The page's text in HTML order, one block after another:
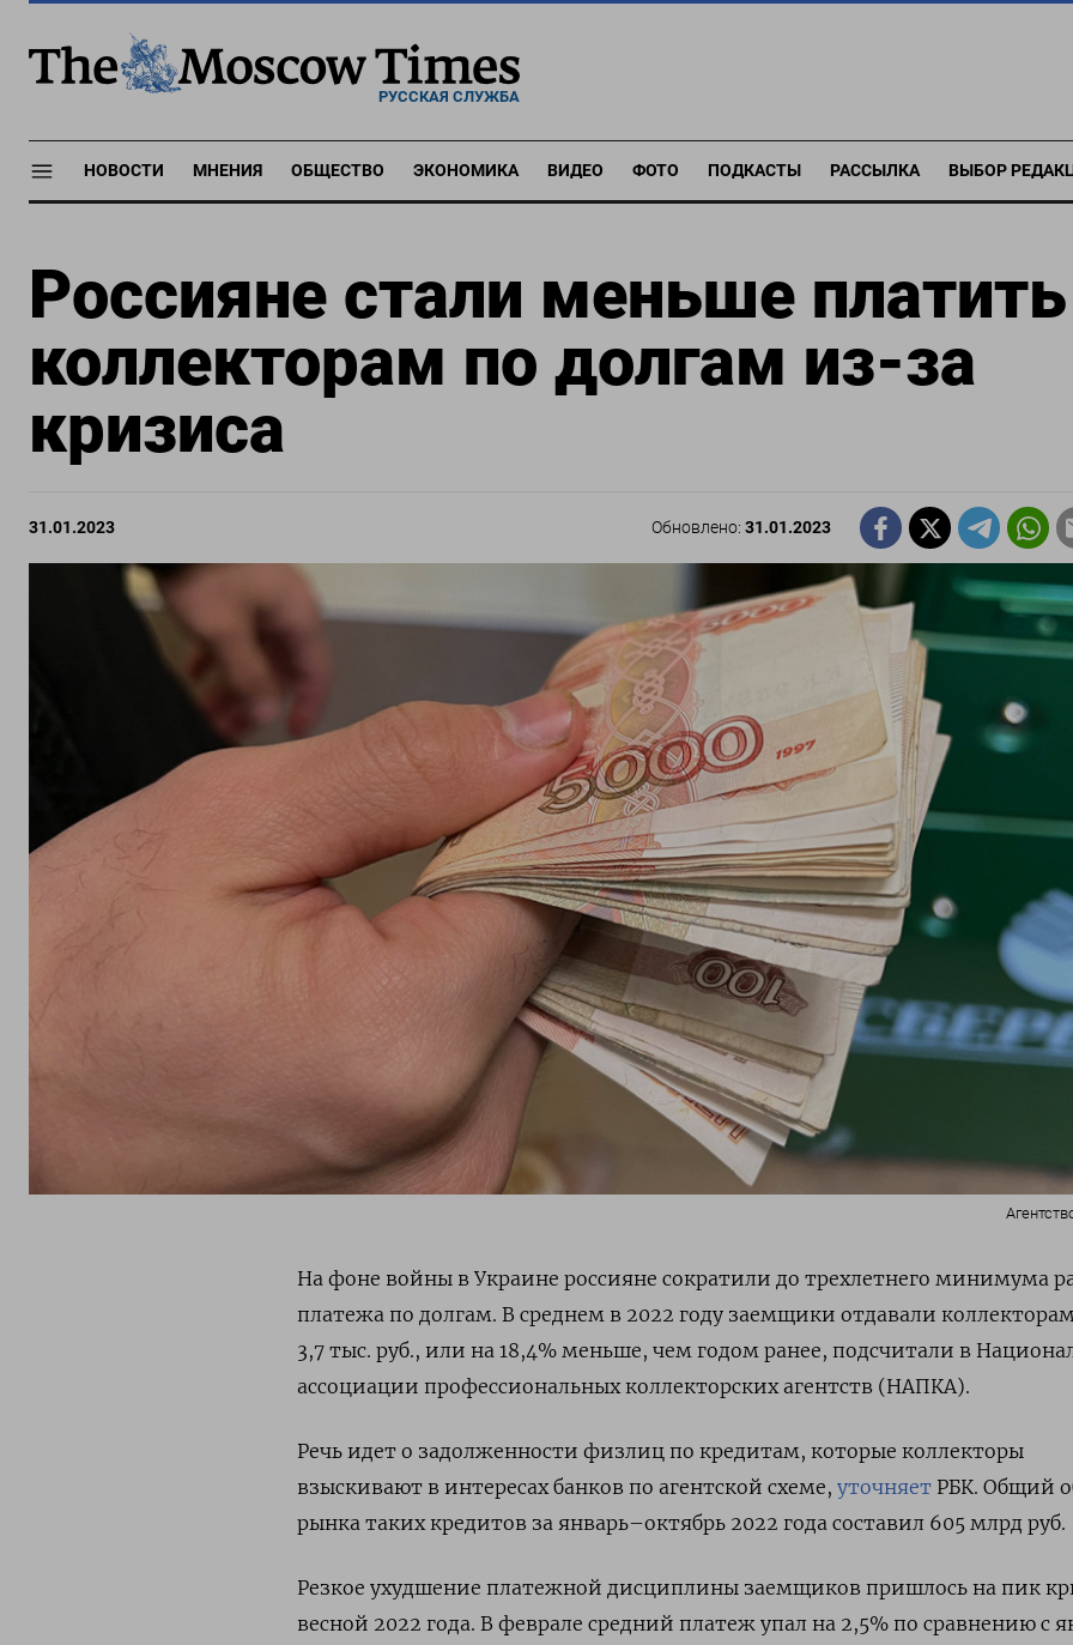
РУССКАЯ СЛУЖБА
НОВОСТИ МНЕНИЯ ОБЩЕСТВО ЭКОНОМИКА ВИДЕО ФОТО ПОДКАСТЫ РАССЫЛКА ВЫБОР
Россияне стали меньше платить
коллекторам по долгам из-за
кризиса
31.01.2023 Обновлено:31.01.2023
На фоне войны в Украине россияне сократили до трехлетнего минимума
платежа по долгам. В среднем в 2022 году заемщики отдавали коллекторам
3,7 тыс. руб., или на 18,4% меньше, чем годом ранее, подсчитали в
ассоциации профессиональных коллекторских агентств (НАПКА).
Речь идет о задолженности физлиц по кредитам, которые коллекторы
взыскивают в интересах банков по агентской схеме, уточняет РБК. Общий
рынка таких кредитов за январь–октябрь 2022 года составил 605 млрд руб.
Резкое ухудшение платежной дисциплины заемщиков пришлось на пик
весной 2022 года. В феврале средний платеж упал на 2,5% по сравнению с